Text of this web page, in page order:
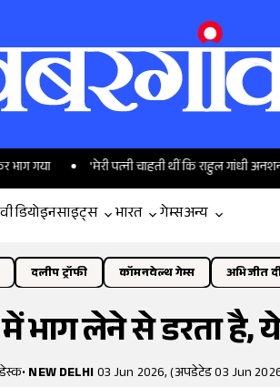
'मेरी पत्नी चाहती थीं कि राहुल गांधी अनशन
वीडियोइनसाइट्स भारत गेम्सअन्य
दलीप ट्रॉफी कॉमनवेल्थ गेम्स अभिजीत
भाग लेने से डरता है,
•NEW DELHI03 Jun 2026, (अपडेटेड 03 Jun